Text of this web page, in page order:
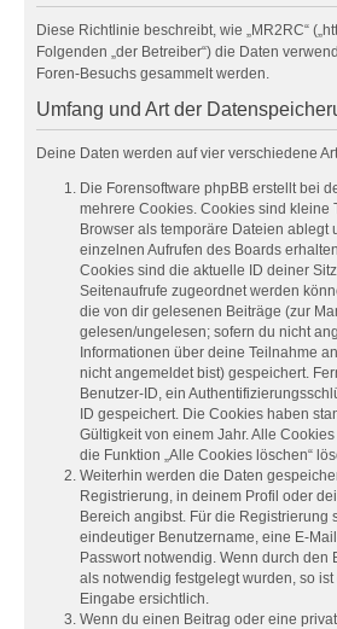
Diese Richtlinie beschreibt, wie „MR2RC“
Folgenden „der Betreiber“) die Daten
Foren-Besuchs gesammelt werden.
Umfang und Art der
Deine Daten werden auf vier verschiedene
Die Forensoftware phpBB erstellt bei
mehrere Cookies. Cookies sind kleine
Browser als temporäre Dateien ablegt
einzelnen Aufrufen des Boards
Cookies sind die aktuelle ID deiner
Seitenaufrufe zugeordnet werden
die von dir gelesenen Beiträge (zur
gelesen/ungelesen; sofern du nicht
Informationen über deine Teilnahme
nicht angemeldet bist) gespeichert.
Benutzer-ID, ein
ID gespeichert. Die Cookies haben
Gültigkeit von einem Jahr. Alle
die Funktion „Alle Cookies löschen“
Weiterhin werden die Daten
Registrierung, in deinem Profil oder
Bereich angibst. Für die Registrierung
eindeutiger Benutzername, eine E-
Passwort notwendig. Wenn durch den
als notwendig festgelegt wurden, so
Eingabe ersichtlich.
Wenn du einen Beitrag oder eine